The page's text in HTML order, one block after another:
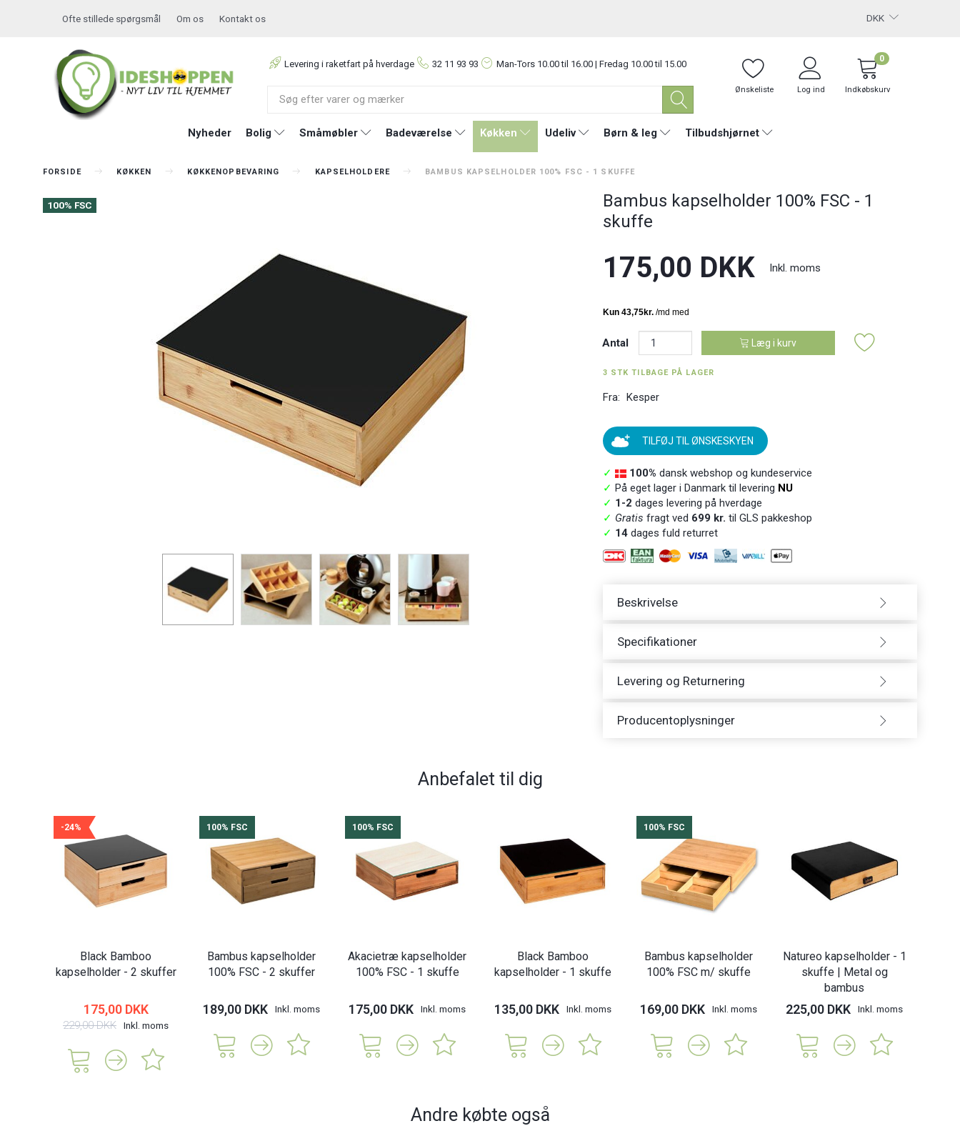
DKK
Ofte stillede spørgsmål Om os Kontakt os
Levering i raketfart på hverdage 32 11 93 93 Man-Tors 10.00 til 16.00 | Fredag 10.00 til 15.00
Ønskeliste Log ind Indkøbskurv
0
Nyheder Bolig Småmøbler Badeværelse Køkken Udeliv Børn & leg Tilbudshjørnet
FORSIDE KØKKEN KØKKENOPBEVARING KAPSELHOLDERE BAMBUS KAPSELHOLDER 100% FSC - 1 SKUFFE
100% FSC
Bambus kapselholder 100% FSC - 1
skuffe
175,00 DKK Inkl. moms
Antal Læg i kurv
3 STK TILBAGE PÅ LAGER
Fra: Kesper
TILFØJ TIL ØNSKESKYEN
✓ 100% dansk webshop og kundeservice
✓ På eget lager i Danmark til levering NU
✓ 1-2 dages levering på hverdage
✓ Gratis fragt ved 699 kr. til GLS pakkeshop
✓ 14dages fuld returret
Beskrivelse
Specifikationer
Levering og Returnering
Producentoplysninger
Anbefalet til dig
-24%
Black Bamboo
kapselholder - 2 skuffer
175,00 DKK
229,00 DKK Inkl. moms
100% FSC
Bambus kapselholder
100% FSC - 2 skuffer
189,00 DKK Inkl. moms
100% FSC
Akacietræ kapselholder
100% FSC - 1 skuffe
175,00 DKK Inkl. moms
Black Bamboo
kapselholder - 1 skuffe
135,00 DKK Inkl. moms
100% FSC
Bambus kapselholder
100% FSC m/ skuffe
169,00 DKK Inkl. moms
Natureo kapselholder - 1
skuffe | Metal og
bambus
225,00 DKK Inkl. moms
Andre købte også